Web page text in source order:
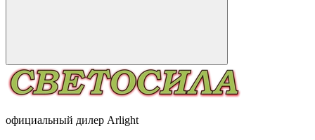
официальный дилер Arlight